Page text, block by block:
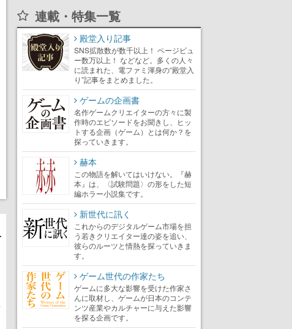
連載・特集一覧
殿堂入り記事
SNS拡散数が数千以上！ ページビュ
ー数万以上！ などなど。多くの人々
に読まれた、電ファミ渾身の“殿堂入
り”記事をまとめました。
ゲームの企画書
名作ゲームクリエイターの方々に製
作時のエピソードをお聞きし、ヒッ
トする企画（ゲーム）とは何か？を
探っていきます。
赫本
この物語を解いてはいけない。『赫
本』は、〈試験問題〉の形をした短
編ホラー小説集です。
新世代に訊く
これからのデジタルゲーム市場を担
う若きクリエイター達の姿を追い、
彼らのルーツと情熱を探っていきま
す。
ゲーム世代の作家たち
ゲームに多大な影響を受けた作家さ
んに取材し、ゲームが日本のコンテ
ンツ産業やカルチャーに与えた影響
を探る企画です。